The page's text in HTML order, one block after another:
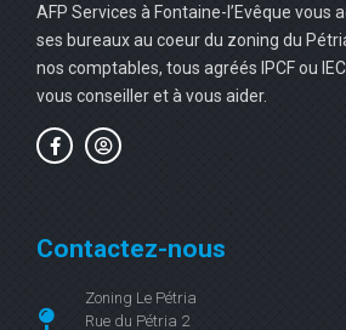
AFP Services à Fontaine-l’Evêque vous
ses bureaux au coeur du zoning du
nos comptables, tous agréés IPCF ou
vous conseiller et à vous aider.
Contactez-nous
Zoning Le Pétria
Rue du Pétria 2